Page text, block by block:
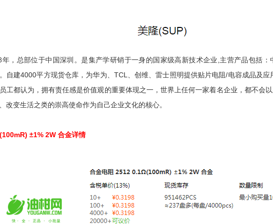
，总部位于中国深圳。是集产学研销于一身的国家级高新技术企业,主营产品包括
自建4000平方现货仓库，为华为、TCL、创维、雷士照明提供贴片电阻/电容成品及
工都认为，拥有责任感是价值观的重要体现之一，世界上任何一家着名企业，都不会
改变生活之类的崇高使命作为自己企业文化的核心。
±1% 2W 合金详情